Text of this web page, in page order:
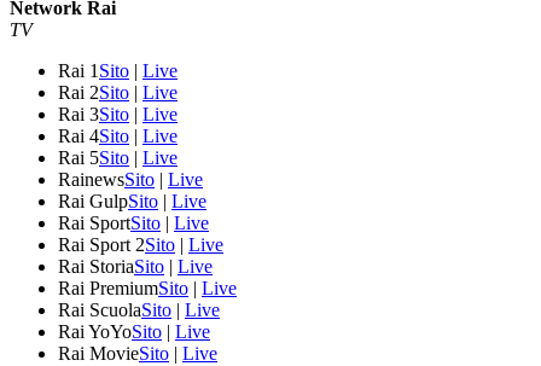
Network Rai
TV
Rai 1 Sito | Live
Rai 2Sito | Live
Rai 3Sito | Live
Rai 4Sito | Live
Rai 5Sito | Live
RainewsSito | Live
Rai GulpSito | Live
Rai SportSito | Live
Rai Sport 2Sito | Live
Rai StoriaSito | Live
Rai PremiumSito | Live
Rai ScuolaSito | Live
Rai YoYoSito | Live
Rai MovieSito | Live